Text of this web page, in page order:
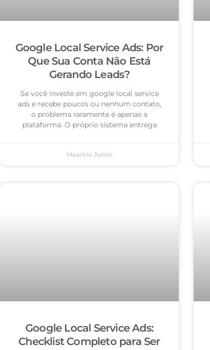
Google Local Service Ads: Por
Que Sua Conta Não Está
Gerando Leads?
Se você investe em google local service
ads e recebe poucos ou nenhum contato,
o problema raramente é apenas a
plataforma. O próprio sistema entrega
Mauricio Junior
Google Local Service Ads:
Checklist Completo para Ser